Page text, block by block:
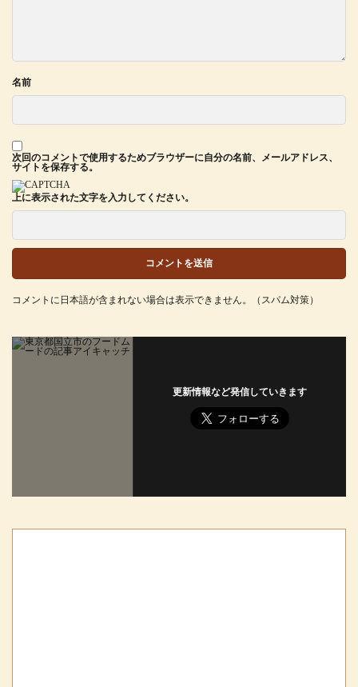
更新情報など発信していきます
名前
次回のコメントで使用するためブラウザーに自分の名前、メールアドレス、
サイトを保存する。
上に表示された文字を入力してください。
コメントに日本語が含まれない場合は表示できません。（スパム対策）